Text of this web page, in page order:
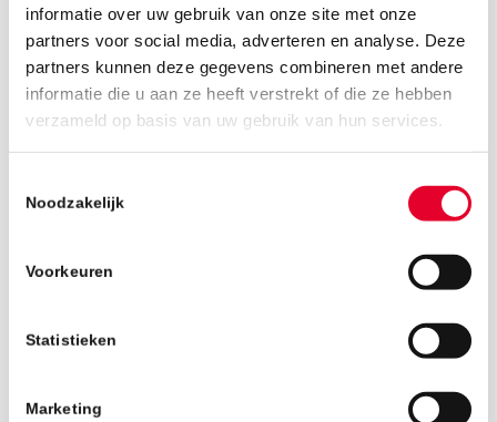
informatie over uw gebruik van onze site met onze
partners voor social media, adverteren en analyse. Deze
partners kunnen deze gegevens combineren met andere
informatie die u aan ze heeft verstrekt of die ze hebben
verzameld op basis van uw gebruik van hun services.
Noodzakelijk
Voorkeuren
Statistieken
Marketing
9 november 2018